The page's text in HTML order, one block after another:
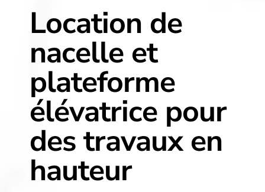
Location de
nacelle et
plateforme
élévatrice pour
des travaux en
hauteur